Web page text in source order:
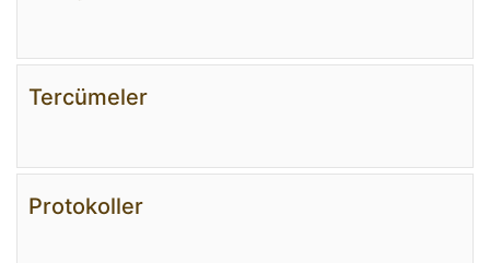
Tercümeler
Protokoller